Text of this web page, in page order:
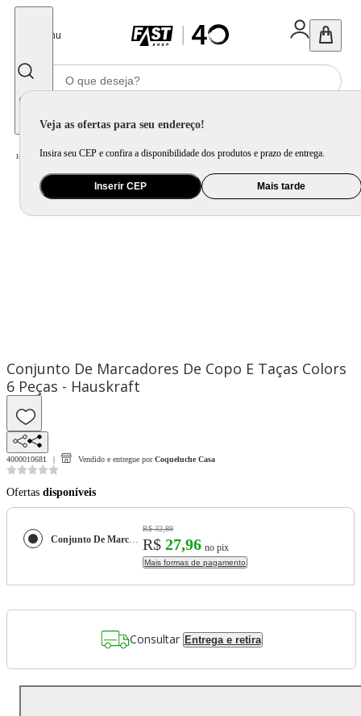
Menu
Veja as ofertas para seu endereço!
Insira seu CEP e confira a disponibilidade dos produtos e prazo de entrega.
Inserir CEP Mais tarde
Home Utilidade Doméstica Mesa / Faqueiro e Talher Avulso
Conjunto De Marcadores De Copo E Taças Colors
6 Peças - Hauskraft
4000010681 Vendido e entregue por Coqueluche Casa
Ofertas disponíveis
Conjunto De Marcadores De Copo E Taças Colors 6 Peças - Hauskraft
R$ 32,89
R$ 27,96 no pix
Mais formas de pagamento
Consultar Entrega e retira